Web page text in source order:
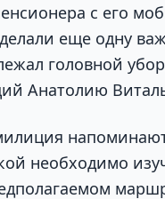
с его
еще одну
головной
Анатолию
необходимо